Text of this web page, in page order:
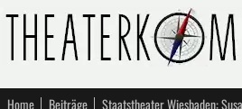
Home Beiträge